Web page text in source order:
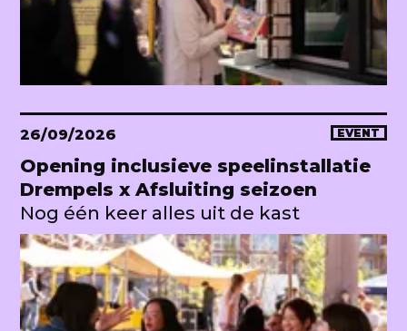
26/09/2026 EVENT
Opening inclusieve speelinstallatie
Drempels x Afsluiting seizoen
Nog één keer alles uit de kast